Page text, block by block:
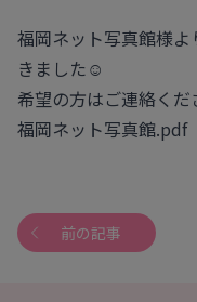
福岡ネット写真館様
きました☺
希望の方はご連絡くだ
福岡ネット写真館.pdf
前の記事